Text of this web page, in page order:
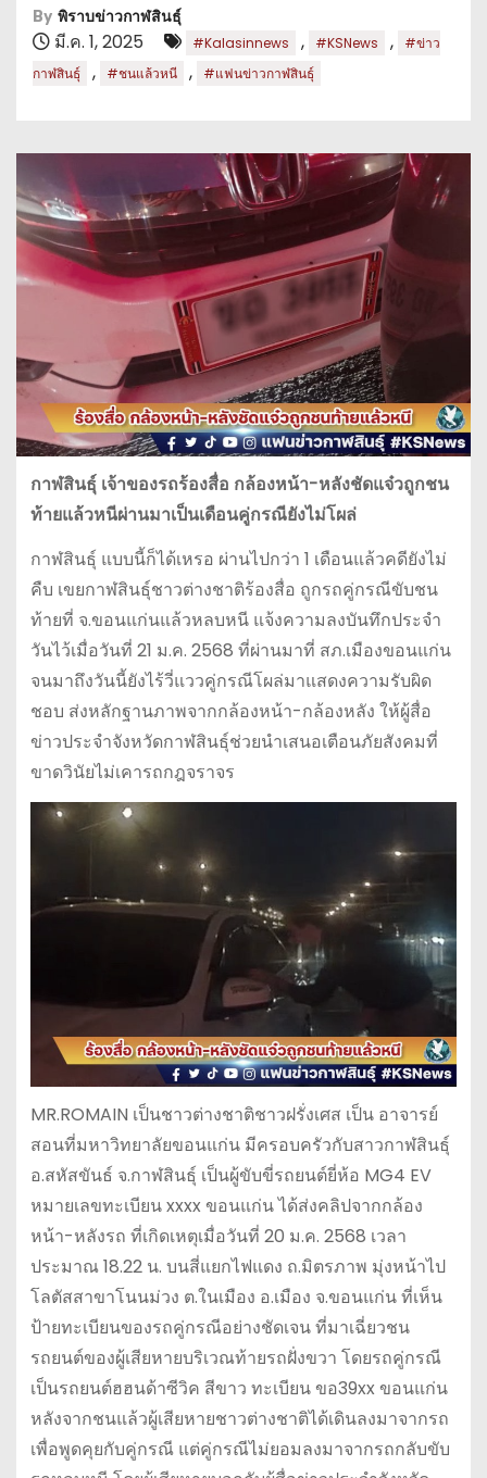
By พิราบข่าวกาฬสินธุ์
มี.ค. 1, 2025 #Kalasinnews , #KSNews ,
#ข่าว
กาฬสินธุ์
, #ชนแล้วหนี , #แฟนข่าวกาฬสินธุ์
กาฬสินธุ์ เจ้าของรถร้องสื่อ กล้องหน้า-หลังชัดแจ๋วถูกชน
ท้ายแล้วหนีผ่านมาเป็นเดือนคู่กรณียังไม่โผล่
กาฬสินธุ์ แบบนี้ก็ได้เหรอ ผ่านไปกว่า 1 เดือนแล้วคดียังไม่
คืบ เขยกาฬสินธุ์ชาวต่างชาติร้องสื่อ ถูกรถคู่กรณีขับชน
ท้ายที่ จ.ขอนแก่นแล้วหลบหนี แจ้งความลงบันทึกประจำ
วันไว้เมื่อวันที่ 21 ม.ค. 2568 ที่ผ่านมาที่ สภ.เมืองขอนแก่น
จนมาถึงวันนี้ยังไร้วี่แววคู่กรณีโผล่มาแสดงความรับผิด
ชอบ ส่งหลักฐานภาพจากกล้องหน้า-กล้องหลัง ให้ผู้สื่อ
ข่าวประจำจังหวัดกาฬสินธุ์ช่วยนำเสนอเตือนภัยสังคมที่
ขาดวินัยไม่เคารถกฎจราจร
MR.ROMAIN เป็นชาวต่างชาติชาวฝรั่งเศส เป็น อาจารย์
สอนที่มหาวิทยาลัยขอนแก่น มีครอบครัวกับสาวกาฬสินธุ์
อ.สหัสขันธ์ จ.กาฬสินธุ์ เป็นผู้ขับขี่รถยนต์ยี่ห้อ MG4 EV
หมายเลขทะเบียน xxxx ขอนแก่น ได้ส่งคลิปจากกล้อง
หน้า-หลังรถ ที่เกิดเหตุเมื่อวันที่ 20 ม.ค. 2568 เวลา
ประมาณ 18.22 น. บนสี่แยกไฟแดง ถ.มิตรภาพ มุ่งหน้าไป
โลตัสสาขาโนนม่วง ต.ในเมือง อ.เมือง จ.ขอนแก่น ที่เห็น
ป้ายทะเบียนของรถคู่กรณีอย่างชัดเจน ที่มาเฉี่ยวชน
รถยนต์ของผู้เสียหายบริเวณท้ายรถฝั่งขวา โดยรถคู่กรณี
เป็นรถยนต์ฮฮนด้าซีวิค สีขาว ทะเบียน ขอ39xx ขอนแก่น
หลังจากชนแล้วผู้เสียหายชาวต่างชาติได้เดินลงมาจากรถ
เพื่อพูดคุยกับคู่กรณี แต่คู่กรณีไม่ยอมลงมาจากรถกลับขับ